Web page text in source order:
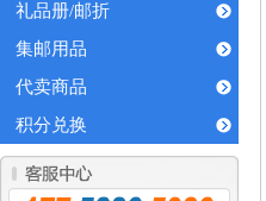
礼品册/邮折
集邮用品
代卖商品
积分兑换